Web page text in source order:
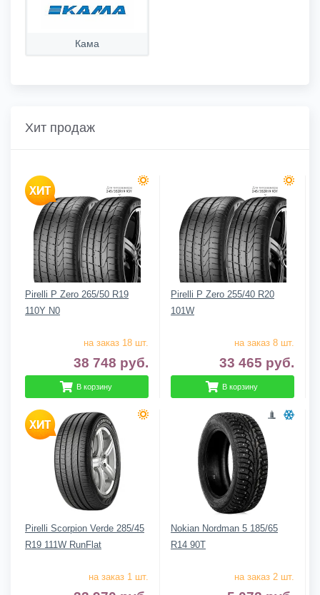
Кама
Хит продаж
Pirelli P Zero 265/50 R19
110Y N0
на заказ 18 шт.
38 748 руб.
В корзину
Pirelli P Zero 255/40 R20
101W
на заказ 8 шт.
33 465 руб.
В корзину
Pirelli Scorpion Verde 285/45
R19 111W RunFlat
на заказ 1 шт.
Nokian Nordman 5 185/65
R14 90T
на заказ 2 шт.